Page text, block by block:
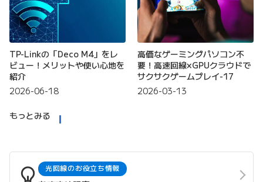
TP-Linkの「Deco M4」をレ
ビュー！メリットや使い心地を
紹介
2026-06-18
高価なゲーミングパソコン不
要！高速回線×GPUクラウドで
サクサクゲームプレイ-17
2026-03-13
もっとみる
光回線のお役立ち情報